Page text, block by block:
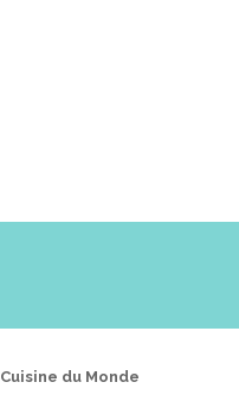
Cuisine du Monde